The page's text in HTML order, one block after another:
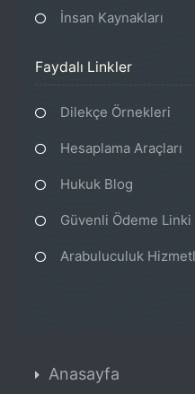
İnsan Kaynakları
Faydalı Linkler
Dilekçe Örnekleri
Hesaplama Araçları
Hukuk Blog
Güvenli Ödeme Linki
Arabuluculuk
Anasayfa